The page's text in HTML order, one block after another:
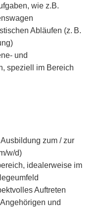
wie z.B.
Abläufen (z. B.
und
speziell im Bereich
zum / zur
w/d)
idealerweise im
Auftreten
und